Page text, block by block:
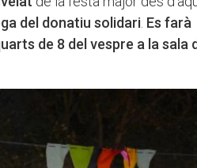
del donatiu solidari Es farà
de 8 del vespre a la sala